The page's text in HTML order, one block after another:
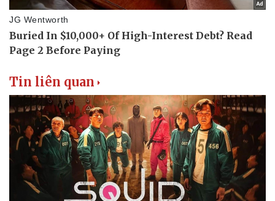
Du lịch
Tư vấn
Săn Tour
check-in
Podcast
Câu chuyện thời sự
Đọc truyện đêm khuya
Cửa sổ tình yêu
Kể chuyện cho bé
Hạt giống tâm hồn
Tin liên quan